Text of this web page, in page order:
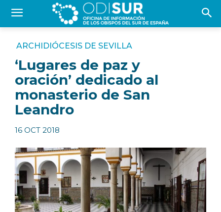
ARCHIDIÓCESIS DE SEVILLA
‘Lugares de paz y
oración’ dedicado al
monasterio de San
Leandro
16 OCT 2018